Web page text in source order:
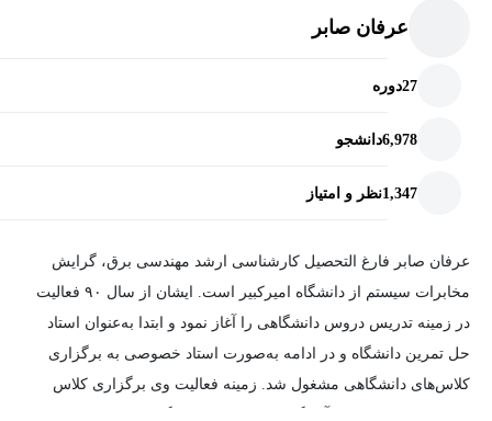
عرفان صابر
27دوره
6,978دانشجو
1,347نظر و امتیاز
عرفان صابر فارغ التحصیل کارشناسی ارشد مهندسی برق، گرایش
مخابرات سیستم از دانشگاه امیرکبیر است. ایشان از سال ۹۰ فعالیت
در زمینه تدریس دروس دانشگاهی را آغاز نمود و ابتدا به‌عنوان استاد
حل تمرین دانشگاه و در ادامه به‌صورت استاد خصوصی به برگزاری
کلاس‌های دانشگاهی مشغول شد. زمینه فعالیت وی برگزاری کلاس